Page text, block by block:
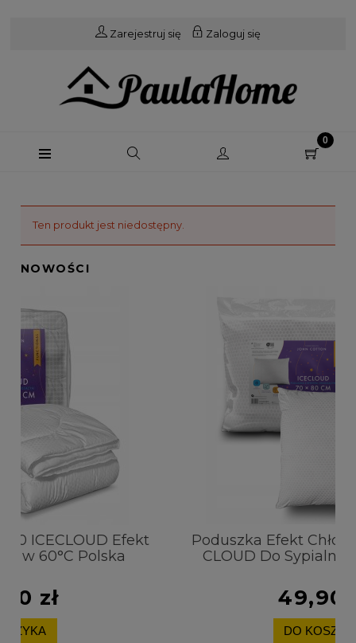
Zarejestruj się Zaloguj się
Ten produkt jest niedostępny.
NOWOŚCI
Poduszka Efekt Chłodzący 70x80 ICE
CLOUD Do Sypialni Pranie w 60°C